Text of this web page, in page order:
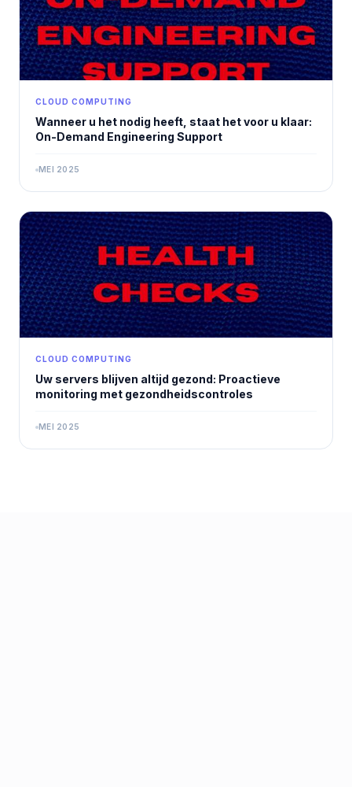
CLOUD COMPUTING
Wanneer u het nodig heeft, staat het voor u klaar:
On-Demand Engineering Support
MEI 2025
CLOUD COMPUTING
Uw servers blijven altijd gezond: Proactieve
monitoring met gezondheidscontroles
MEI 2025